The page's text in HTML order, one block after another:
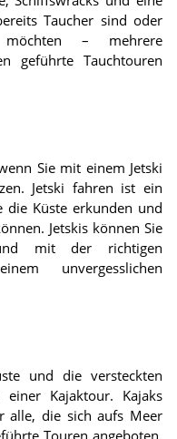
Taucher sind oder
möchten – mehrere
geführte Tauchtouren
Sie mit einem Jetski
Jetski fahren ist ein
die Küste erkunden und
Jetskis können Sie
mit der richtigen
unvergesslichen
und die versteckten
Kajaktour. Kajaks
alle, die sich aufs Meer
Touren angeboten.